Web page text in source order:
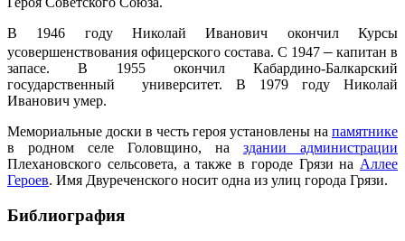
В 1946 году Николай Иванович окончил Курсы
усовершенствования офицерского состава. С 1947– капитан в
запасе. В 1955 окончил Кабардино-Балкарский
государственный университет. В 1979 году Николай
Иванович умер.
Мемориальные доски в честь героя установлены на памятнике
в родном селе Головщино, на здании администрации
Плехановского сельсовета, а также в городе Грязи на Аллее
Героев. Имя Двуреченского носит одна из улиц города Грязи.
Библиография